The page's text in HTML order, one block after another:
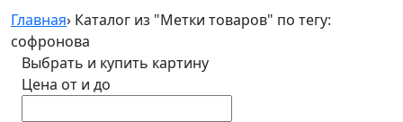
Главная› Каталог из "Метки товаров" по тегу:
софронова
Выбрать и купить картину
Цена от и до